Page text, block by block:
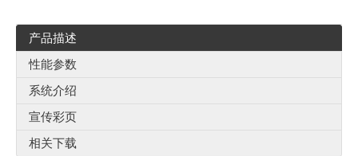
产品描述
性能参数
系统介绍
宣传彩页
相关下载